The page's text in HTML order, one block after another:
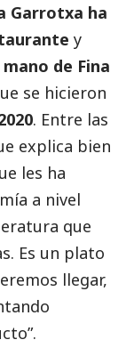
Garrotxa ha
y
de Fina
se hicieron
. Entre las
explica bien
les ha
a nivel
que
Es un plato
llegar,